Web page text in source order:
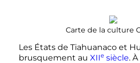
Carte de la culture
Les États de Tiahuanaco et
brusquement au XIIesiècle.